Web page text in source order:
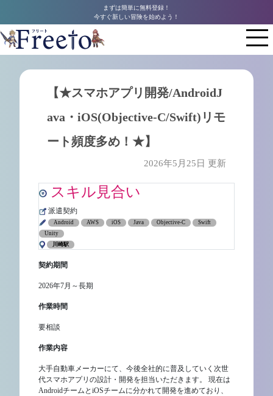
まずは簡単に無料登録！
今すぐ新しい冒険を始めよう！
【★スマホアプリ開発/AndroidJ
ava・iOS(Objective-C/Swift)リモ
ート頻度多め！★】
2026年5月25日 更新
スキル見合い
派遣契約
Android AWS iOS Java Objective-C
Swift
Unity
川崎駅
契約期間
2026年7月～長期
作業時間
要相談
作業内容
大手自動車メーカーにて、今後全社的に普及していく次世
代スマホアプリの設計・開発を担当いただきます。 現在は
AndroidチームとiOSチームに分かれて開発を進めており、